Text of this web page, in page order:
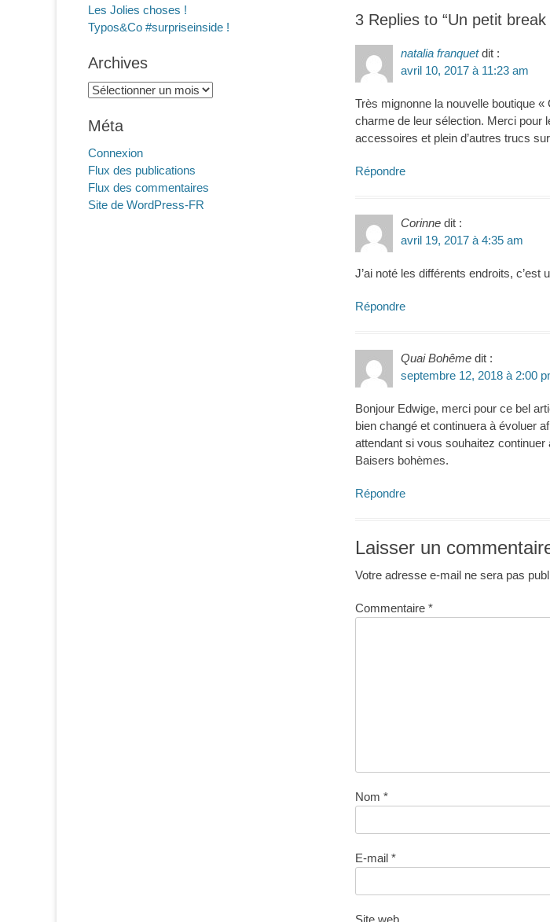
3 Replies to “Un petit
natalia franquet dit :
avril 10, 2017 à 11:23 am
Très mignonne la nouvelle boutique
charme de leur sélection. Merci pour
accessoires et plein d’autres trucs
Répondre
Corinne dit :
avril 19, 2017 à 4:35 am
J’ai noté les différents endroits, c’est
Répondre
Quai Bohême dit :
septembre 12, 2018 à 2:00
Bonjour Edwige, merci pour ce bel
bien changé et continuera à évoluer
attendant si vous souhaitez
Baisers bohèmes.
Répondre
Laisser un
Votre adresse e-mail ne sera pas
Commentaire *
Nom *
E-mail *
Site web
Les Jolies choses !
Typos&Co #surpriseinside !
Archives
Archives
Méta
Connexion
Flux des publications
Flux des commentaires
Site de WordPress-FR